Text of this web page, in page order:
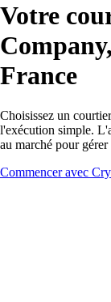
Votre
France
Choisissez un
l'exécution simple.
au marché pour
Commencer avec